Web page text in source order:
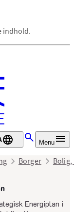
indhold.
Menu
Borger
Energiplan i
5. marts 2026